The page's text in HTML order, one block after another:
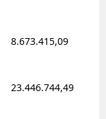
Elazığ
8.673.415,09
23.446.744,49